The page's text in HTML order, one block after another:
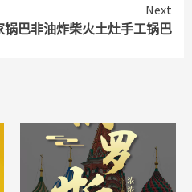
Next
锅巴非油炸柴火土灶手工锅巴